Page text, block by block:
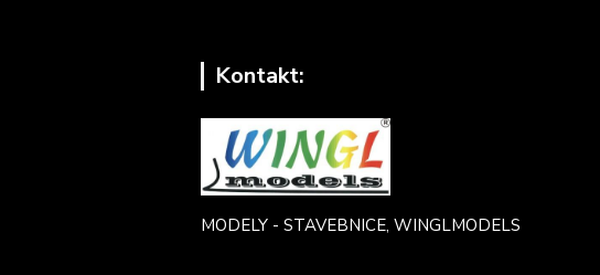
Kontakt:
MODELY - STAVEBNICE, WINGLMODELS